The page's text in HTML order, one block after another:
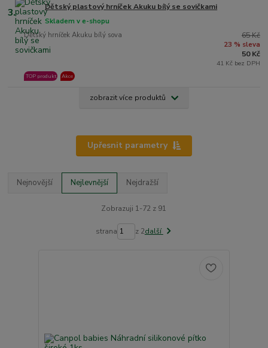
3. Dětský plastový hrníček Akuku bílý se sovičkami
Dětský hrníček Akuku bílý sova
Skladem v e-shopu
TOP produkt Akce
65 Kč
23 % sleva
50 Kč
41 Kč bez DPH
zobrazit více produktů
Upřesnit parametry
Nejnovější Nejlevnější Nejdražší
Zobrazuji 1-72 z 91
strana z 2další